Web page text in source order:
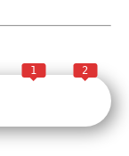
1 2